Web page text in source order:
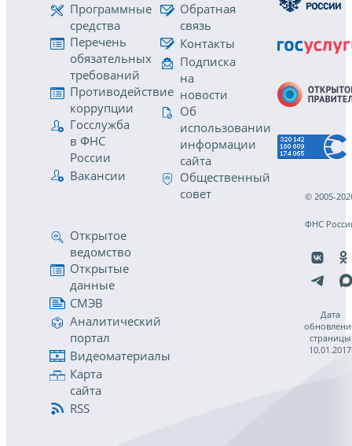
Программные
средства
Перечень
обязательных
требований
Противодействие
коррупции
Госслужба
в ФНС
России
Вакансии
Обратная
связь
Контакты
Подписка
на
новости
Об
использовании
информации
сайта
Общественный
совет
Открытое
ведомство
Открытые
данные
СМЭВ
Аналитический
портал
Видеоматериалы
Карта
сайта
RSS
© 2005-
ФНС
Дата
страницы
10.01.2017